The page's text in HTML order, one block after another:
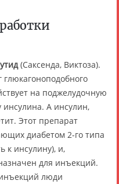
(Саксенда, Виктоза).
глюкагоноподобного
на поджелудочную
инсулина. А инсулин,
Этот препарат
диабетом 2-го типа
к инсулину), и,
для инъекций.
люди